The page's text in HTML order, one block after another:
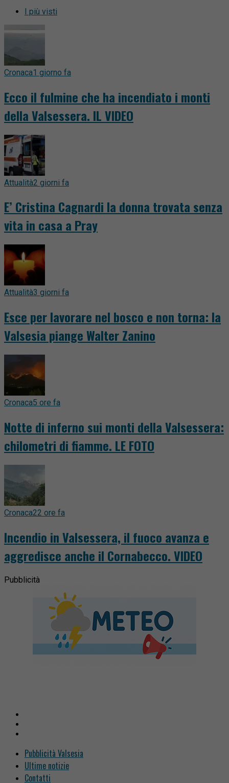
I più visti
Cronaca1 giorno fa
Ecco il fulmine che ha incendiato i monti
della Valsessera. IL VIDEO
Attualità2 giorni fa
E’ Cristina Cagnardi la donna trovata senza
vita in casa a Pray
Attualità3 giorni fa
Esce per lavorare nel bosco e non torna: la
Valsesia piange Walter Zanino
Cronaca5 ore fa
Notte di inferno sui monti della Valsessera:
chilometri di fiamme. LE FOTO
Cronaca22 ore fa
Incendio in Valsessera, il fuoco avanza e
aggredisce anche il Cornabecco. VIDEO
Pubblicità
Pubblicità Valsesia
Ultime notizie
Contatti